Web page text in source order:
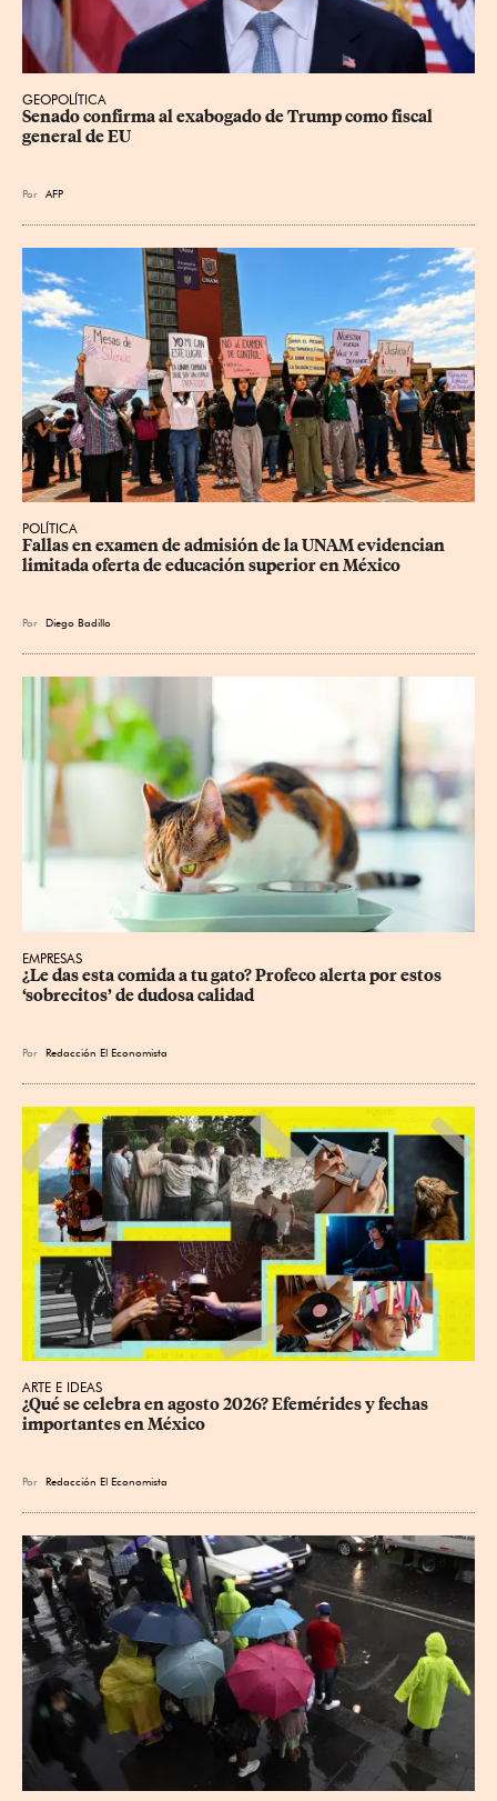
GEOPOLÍTICA
Senado confirma al exabogado de Trump como fiscal
general de EU
Por AFP
POLÍTICA
Fallas en examen de admisión de la UNAM evidencian
limitada oferta de educación superior en México
Por Diego Badillo
EMPRESAS
¿Le das esta comida a tu gato? Profeco alerta por estos
‘sobrecitos’ de dudosa calidad
Por Redacción El Economista
ARTE E IDEAS
¿Qué se celebra en agosto 2026? Efemérides y fechas
importantes en México
Por Redacción El Economista